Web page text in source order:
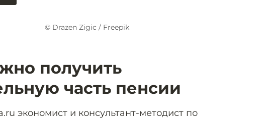
© Drazen Zigic / Freepik
получить
часть пенсии
экономист и консультант-методист по